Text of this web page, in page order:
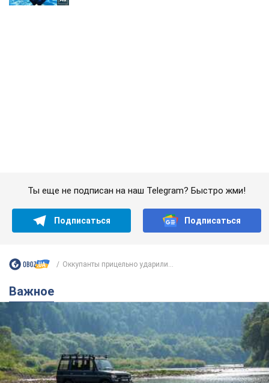
полигоны: как проблему джипинга решают за
границей
Украине не помешает взять пример со стран Европы
12 годин тому 1,6 т.